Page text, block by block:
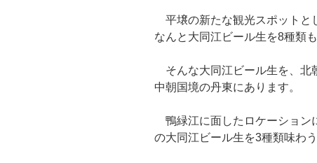
平壌の新たな観光スポットと
なんと大同江ビール生を8種類
そんな大同江ビール生を、北
中朝国境の丹東にあります。
鴨緑江に面したロケーション
の大同江ビール生を3種類味わ